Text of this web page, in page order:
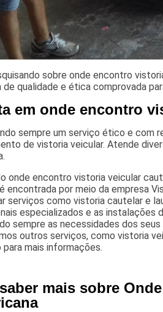
sobre onde encontro
de qualidade e ética comprovada
em onde encontro
sempre um serviço ético e com
de vistoria veicular. Atende
onde encontro vistoria veicular
encontrada por meio da empresa
serviços como vistoria cautelar e
especializados e as instalações
sempre as necessidades dos
outros serviços, como vistoria
mais informações.
mais sobre